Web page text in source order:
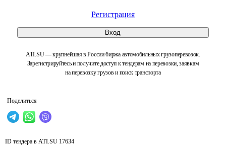
Регистрация
Вход
ATI.SU — крупнейшая в России биржа автомобильных грузоперевозок.
Зарегистрируйтесь и получите доступ к тендерам на перевозки, заявкам
на перевозку грузов и поиск транспорта
Поделиться
ID тендера в ATI.SU 17634